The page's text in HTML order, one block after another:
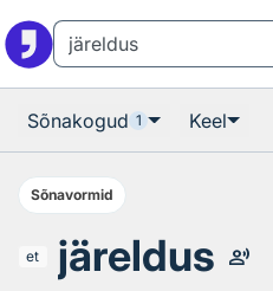
Sõnakogud 1 Keel
Sõnavormid
et järeldus record_voice_over